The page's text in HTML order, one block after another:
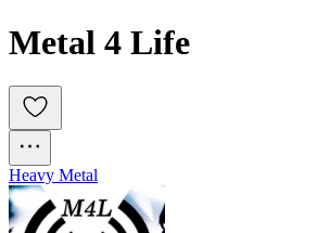
Metal 4 Life
Heavy Metal